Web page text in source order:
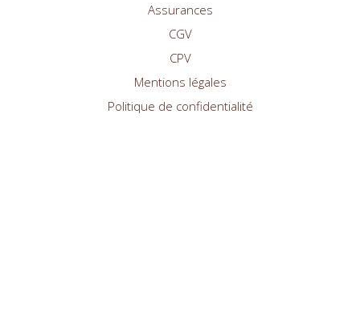
Assurances
CGV
CPV
Mentions légales
Politique de confidentialité